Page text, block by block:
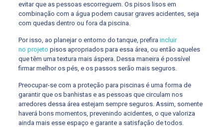
evitar que as pessoas escorreguem. Os pisos lisos em
combinação com a água podem causar graves acidentes, seja
com quedas dentro ou fora da piscina.
Por isso, ao planejar o entorno do tanque, prefira incluir
no projeto pisos apropriados para essa área, ou então aqueles
que têm uma textura mais áspera. Dessa maneira é possível
firmar melhor os pés, e os passos serão mais seguros.
Preocupar-se com a proteção para piscinas é uma forma de
garantir que os banhistas e as pessoas que circulam nos
arredores dessa área estejam sempre seguros. Assim, somente
haverá bons momentos, prevenindo acidentes, o que valoriza
ainda mais esse espaço e garante a satisfação de todos.